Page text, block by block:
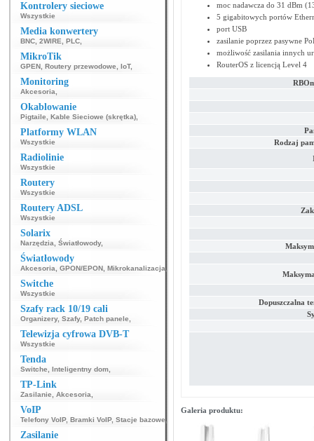
Kontrolery sieciowe
Wszystkie
Media konwertery
BNC 2WIRE PLC
MikroTik
GPEN Routery przewodowe IoT,
Monitoring
Akcesoria
Okablowanie
Pigtaile Kable Sieciowe (skrętka)
Platformy WLAN
Wszystkie
Radiolinie
Wszystkie
Routery
Wszystkie
Routery ADSL
Wszystkie
Solarix
Narzędzia Światłowody,
Światłowody
Akcesoria GPON/EPON Mikrokanalizacja
Switche
Wszystkie
Szafy rack 10/19 cali
Organizery, Szafy, Patch panele
Telewizja cyfrowa DVB-T
Wszystkie
Tenda
Switche Inteligentny dom
TP-Link
Zasilanie Akcesoria
VoIP
Telefony VoIP, Bramki VoIP, Stacje bazowe
Zasilanie
moc nadawcza do 31 dBm
5 gigabitowych portów
port USB
zasilanie poprzez pasywne
możliwość zasilania innych
RouterOS z licencją Level 4
Rodzaj
Dopuszczalna
Galeria produktu: